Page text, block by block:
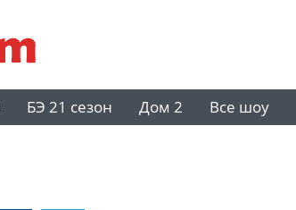
БЭ 21 сезон Дом 2 Все шоу